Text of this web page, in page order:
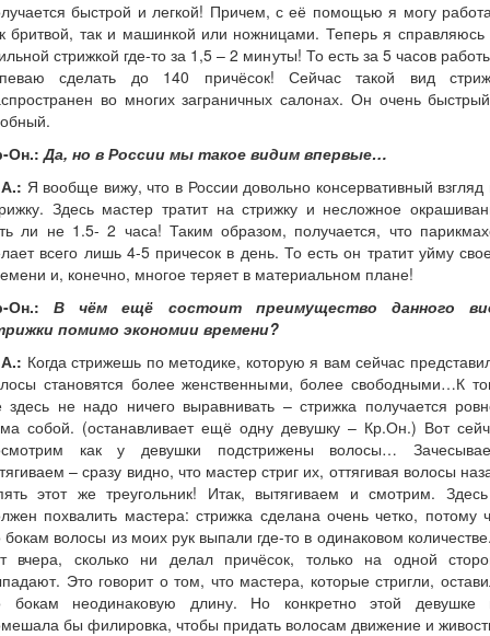
быстрой и легкой! Причем, с её помощью я могу
бритвой, так и машинкой или ножницами. Теперь я справляюсь
стрижкой где-то за 1,5 – 2 минуты! То есть за 5 часов
сделать до 140 причёсок! Сейчас такой вид
во многих заграничных салонах. Он очень
Он.: Да, но в России мы такое видим впервые…
Я вообще вижу, что в России довольно консервативный взгляд
Здесь мастер тратит на стрижку и несложное
ли не 1.5- 2 часа! Таким образом, получается, что
всего лишь 4-5 причесок в день. То есть он тратит уйму
и, конечно, многое теряет в материальном плане!
Он.: В чём ещё состоит преимущество данного
помимо экономии времени?
Когда стрижешь по методике, которую я вам сейчас
становятся более женственными, более свободными…К
здесь не надо ничего выравнивать – стрижка получается
собой. (останавливает ещё одну девушку – Кр.Он.) Вот
как у девушки подстрижены волосы…
– сразу видно, что мастер стриг их, оттягивая волосы
этот же треугольник! Итак, вытягиваем и смотрим.
похвалить мастера: стрижка сделана очень четко, потому
бокам волосы из моих рук выпали где-то в одинаковом
вчера, сколько ни делал причёсок, только на одной
Это говорит о том, что мастера, которые стригли,
бокам неодинаковую длину. Но конкретно этой девушке
бы филировка, чтобы придать волосам движение и